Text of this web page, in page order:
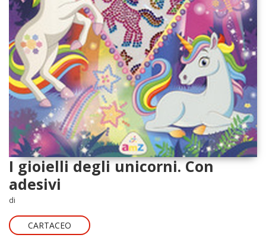
I gioielli degli unicorni. Con
adesivi
di
CARTACEO